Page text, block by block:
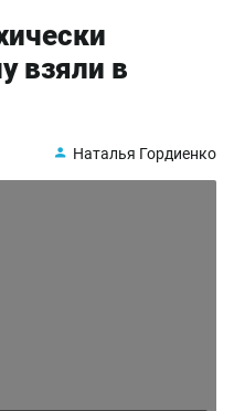
взяли в
Наталья Гордиенко